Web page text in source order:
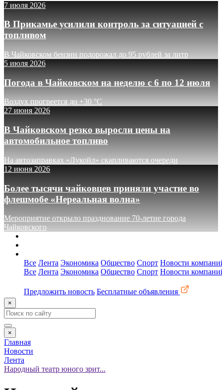
7 июля 2026
В Прикамье усилили контроль за ситуацией с
топливом
В Чайковском бензин подорожал до 95 рублей за литр
5 июля 2026
Погода в Чайковском на неделю с 6 по 12 июля
Воздух прогреется до +30 °C
27 июня 2026
В Чайковском резко выросли цены на
автомобильное топливо
На автозаправках «Лукойл» скапливаются очереди
12 июня 2026
Более тысячи чайковцев приняли участие во
флешмобе «Нереальная волна»
Мероприятие открыло празднование 70-летие города
Чайковского
Все Лента Экономика Общество Спорт Новости
Все Лента Экономика Общество Спорт Новости
Предложить новость Бесплатные объявления
×
×
Главная
Новости
Лента
Народный театр юного зрит...